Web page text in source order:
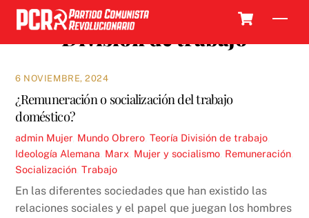
Skip
content
División de trabajo
6 NOVIEMBRE, 2024
¿Remuneración o socialización del trabajo
doméstico?
admin Mujer, Mundo Obrero ,Teoría División de trabajo
Ideología Alemana Marx Mujer y socialismo Remuneración
Socialización ,Trabajo
En las diferentes sociedades que han existido las
relaciones sociales y el papel que juegan los hombres